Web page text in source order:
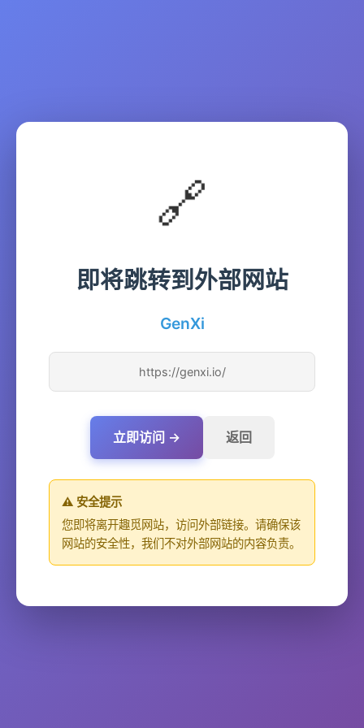
🔗
即将跳转到外部网站
GenXi
https://genxi.io/
立即访问 → 返回
⚠️ 安全提示
您即将离开趣觅网站，访问外部链接。请确保该
网站的安全性，我们不对外部网站的内容负责。